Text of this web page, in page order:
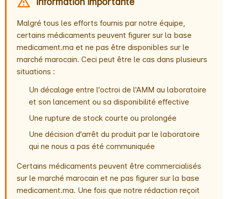
Malgré tous les efforts fournis par notre équipe,
certains médicaments peuvent figurer sur la base
medicament.ma et ne pas être disponibles sur le
marché marocain. Ceci peut être le cas dans plusieurs
situations :
Un décalage entre l'octroi de l'AMM au laboratoire
et son lancement ou sa disponibilité effective
Une rupture de stock courte ou prolongée
Une décision d'arrêt du produit par le laboratoire
qui ne nous a pas été communiquée
Certains médicaments peuvent être commercialisés
sur le marché marocain et ne pas figurer sur la base
medicament.ma. Une fois que notre rédaction reçoit